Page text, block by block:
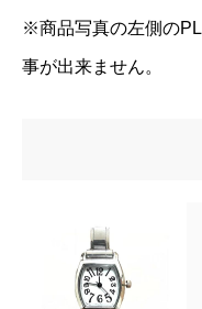
※商品写真の左側の
事が出来ません。